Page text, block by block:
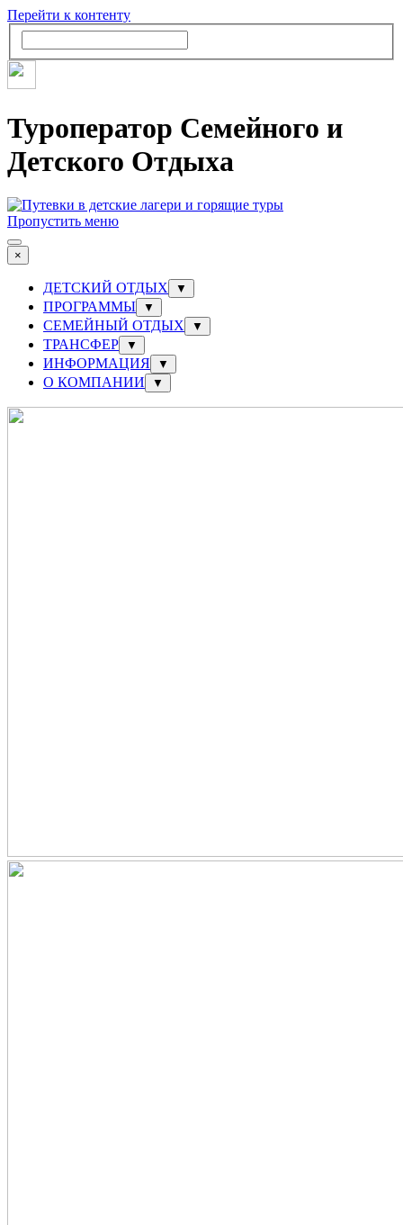
Перейти к контенту
Туроператор Семейного и
Детского Отдыха
Пропустить меню
×
ДЕТСКИЙ ОТДЫХ ▼
ПРОГРАММЫ ▼
СЕМЕЙНЫЙ ОТДЫХ ▼
ТРАНСФЕР ▼
ИНФОРМАЦИЯ ▼
О КОМПАНИИ ▼